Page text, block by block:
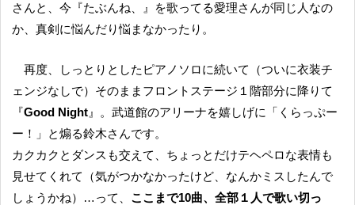
さんと、今『たぶんね、』を歌ってる愛理さんが同じ人なの
か、真剣に悩んだり悩まなかったり。
再度、しっとりとしたピアノソロに続いて（ついに衣装チ
ェンジなしで）そのままフロントステージ１階部分に降りて
『Good Night 』。武道館のアリーナを嬉しげに「くらっぷー
ー！」と煽る鈴木さんです。
カクカクとダンスも交えて、ちょっとだけテヘペロな表情も
見せてくれて（気がつかなかったけど、なんかミスしたんで
しょうかね）…って、 ここまで10曲、全部１人で歌い切っ